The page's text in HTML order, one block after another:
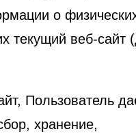
о
текущий веб-сайт
Пользователь
хранение,